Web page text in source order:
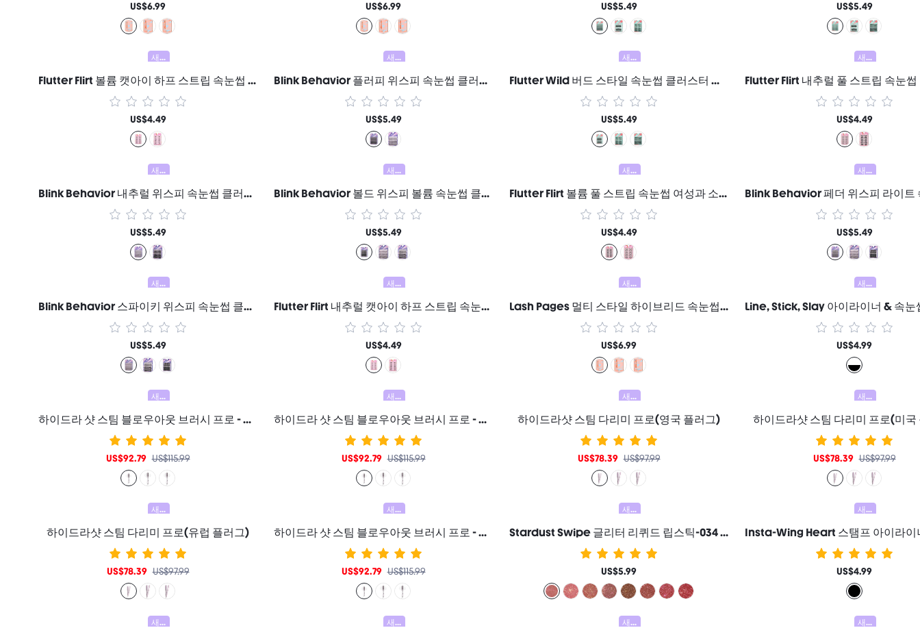
US$6.99 US$6.99 US$5.49 US$5.49
새로움
Flutter Flirt 볼륨 캣아이 하프 스트립 속눈썹 여성과 소녀를 위한 브랜드 뷰티 코스메틱 메이크업
US$4.49
새로움
Blink Behavior 플러피 위스피 속눈썹 클러스터 여성과 소녀를 위한 브랜드 뷰티 코스메틱 메이크업
US$5.49
새로움
Flutter Wild 버드 스타일 속눈썹 클러스터 여성과 소녀를 위한 브랜드 뷰티 코스메틱 메이크업
US$5.49
새로움
US$4.49
새로움
Blink Behavior 내추럴 위스피 속눈썹 클러스터 여성과 소녀를 위한 브랜드 뷰티 코스메틱 메이크업
US$5.49
새로움
Blink Behavior 볼드 위스피 볼륨 속눈썹 클러스터 - B03 Wispy Volume 여성과 소녀를 위한 브랜드 뷰티 코스메틱 메이크업
US$5.49
새로움
Flutter Flirt 볼륨 풀 스트립 속눈썹 여성과 소녀를 위한 브랜드 뷰티 코스메틱 메이크업
US$4.49
새로움
US$5.49
새로움
Blink Behavior 스파이키 위스피 속눈썹 클러스터 - B05 Hybrid 여성과 소녀를 위한 브랜드 뷰티 코스메틱 메이크업
US$5.49
새로움
Flutter Flirt 내추럴 캣아이 하프 스트립 속눈썹 여성과 소녀를 위한 브랜드 뷰티 코스메틱 메이크업
US$4.49
새로움
Lash Pages 멀티 스타일 하이브리드 속눈썹 클러스터 여성과 소녀를 위한 브랜드 뷰티 코스메틱 메이크업
US$6.99
새로움
US$4.99
새로움
하이드라 샷 스팀 블로우아웃 브러시 프로 - 미국 플러그
US$92.79 US$115.99
새로움
하이드라 샷 스팀 블로우아웃 브러시 프로 - 영국 플러그
US$92.79 US$115.99
새로움
하이드라샷 스팀 다리미 프로(영국 플러그)
US$78.39 US$97.99
새로움
하이드라샷 스팀 다리미 프로(미국
US$78.39 US$97.99
새로움
하이드라샷 스팀 다리미 프로(유럽 플러그)
US$78.39 US$97.99
새로움
하이드라 샷 스팀 블로우아웃 브러시 프로 - 유럽 플러그
US$92.79 US$115.99
새로움
Stardust Swipe 글리터 리퀴드 립스틱-034 Bare Nebula 립글로스 즉각적인 글리터 광채 지속력 매트 마무리 묻어남 방지 번짐 방지 여성과 소녀를 위한 브랜드 뷰티 코스메틱 메이크업
US$5.99
새로움
US$4.99
새로움 새로움 새로움 새로움